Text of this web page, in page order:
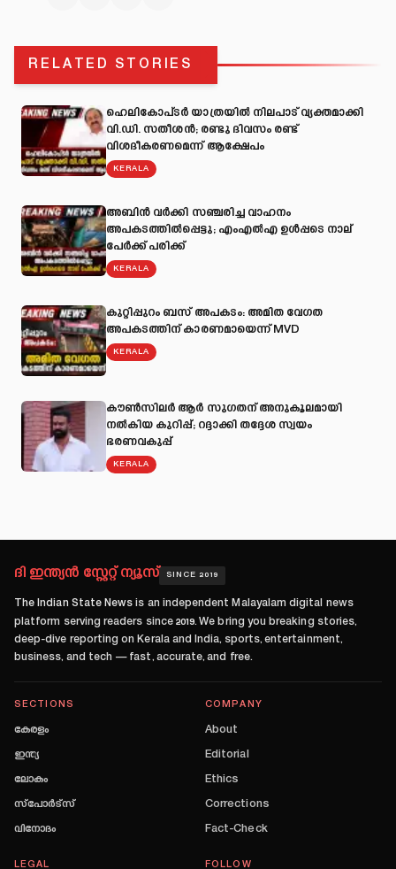
RELATED STORIES
ഹെലികോപ്ടർ യാത്രയിൽ നിലപാട് വ്യക്തമാക്കി
വി.ഡി. സതീശൻ; രണ്ടു ദിവസം രണ്ട്
വിശദീകരണമെന്ന് ആക്ഷേപം
KERALA
അബിന്‍ വര്‍ക്കി സഞ്ചരിച്ച വാഹനം
അപകടത്തില്‍പ്പെട്ടു; എംഎല്‍എ ഉള്‍പ്പടെ നാല്
പേര്‍ക്ക് പരിക്ക്
KERALA
കുറ്റിപ്പുറം ബസ് അപകടം: അമിത വേഗത
അപകടത്തിന് കാരണമായെന്ന് MVD
KERALA
കൗൺസിലർ ആർ സുഗതന് അനുകൂലമായി
നല്‍കിയ കുറിപ്പ്; റദ്ദാക്കി തദ്ദേശ സ്വയം
ഭരണവകുപ്പ്
KERALA
ദി ഇന്ത്യൻ സ്റ്റേറ്റ് ന്യൂസ് SINCE 2019
The Indian State News is an independent Malayalam digital news
platform serving readers since 2019. We bring you breaking stories,
deep-dive reporting on Kerala and India, sports, entertainment,
business, and tech — fast, accurate, and free.
SECTIONS
കേരളം
ഇന്ത്യ
ലോകം
സ്പോർട്സ്
വിനോദം
COMPANY
About
Editorial
Ethics
Corrections
Fact-Check
LEGAL FOLLOW